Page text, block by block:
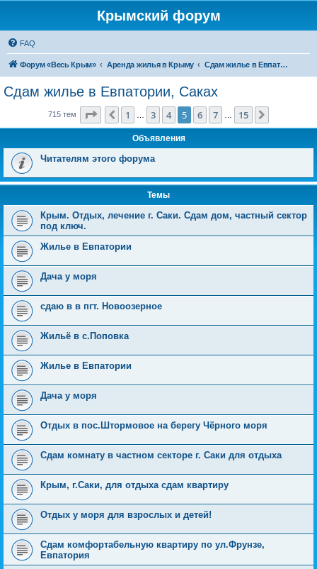
Крымский форум
FAQ
Форум «Весь Крым» Аренда жилья в Крыму Сдам жилье в Евпатории, Саках
Сдам жилье в Евпатории, Саках
715 тем Страница из 15
Пред.
1 3 4 5 6 7 15
Объявления
Читателям этого форума
Темы
Крым. Отдых, лечение г. Саки. Сдам дом, частный сектор
под ключ.
Жилье в Евпатории
Дача у моря
сдаю в в пгт. Новоозерное
Жильё в с.Поповка
Жилье в Евпатории
Дача у моря
Отдых в пос.Штормовое на берегу Чёрного моря
Сдам комнату в частном секторе г. Саки для отдыха
Крым, г.Саки, для отдыха сдам квартиру
Отдых у моря для взрослых и детей!
Сдам комфортабельную квартиру по ул.Фрунзе,
Евпатория